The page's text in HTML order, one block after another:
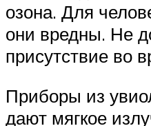
озона. Для
они вредны. Не
присутствие во
Приборы из
дают мягкое